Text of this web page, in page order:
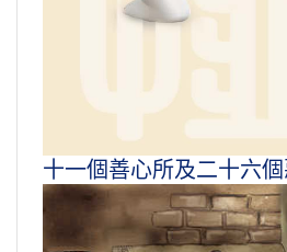
十一個善心所及二十六